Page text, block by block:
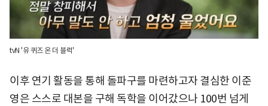
tvN '유 퀴즈 온 더 블럭'
이후 연기 활동을 통해 돌파구를 마련하고자 결심한 이준
영은 스스로 대본을 구해 독학을 이어갔으나 100번 넘게